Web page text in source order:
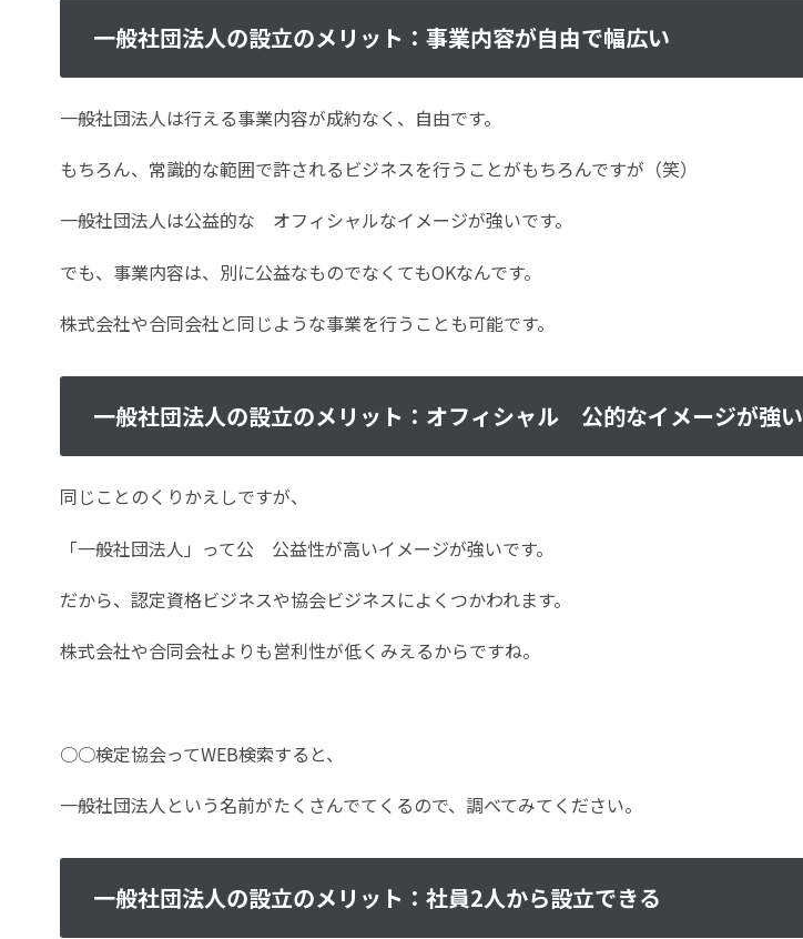
一般社団法人の設立のメリット：事業内容が自由で幅広い
一般社団法人は行える事業内容が成約なく、自由です。
もちろん、常識的な範囲で許されるビジネスを行うことがもちろんですが（笑）
一般社団法人は公益的な オフィシャルなイメージが強いです。
でも、事業内容は、別に公益なものでなくてもOKなんです。
株式会社や合同会社と同じような事業を行うことも可能です。
一般社団法人の設立のメリット：オフィシャル 公的なイメージが強い
同じことのくりかえしですが、
「一般社団法人」って公 公益性が高いイメージが強いです。
だから、認定資格ビジネスや協会ビジネスによくつかわれます。
株式会社や合同会社よりも営利性が低くみえるからですね。
○○検定協会ってWEB検索すると、
一般社団法人という名前がたくさんでてくるので、調べてみてください。
一般社団法人の設立のメリット：社員2人から設立できる